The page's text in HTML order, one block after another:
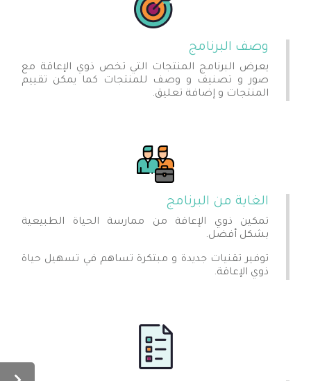
وصف البرنامج
يعرض البرنامج المنتجات التي تخص ذوي الإعاقة مع
صور و تصنيف و وصف للمنتجات كما يمكن تقييم
المنتجات و إضافة تعليق.
الغاية من البرنامج
تمكين ذوي الإعاقة من ممارسة الحياة الطبيعية
بشكل أفضل.
توفير تقنيات جديدة و مبتكرة تساهم في تسهيل حياة
ذوي الإعاقة.